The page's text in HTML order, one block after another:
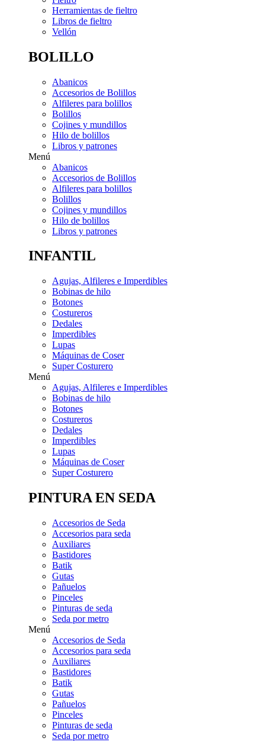
Herramientas de fieltro
Libros de fieltro
Vellón
BOLILLO
Abanicos
Accesorios de Bolillos
Alfileres para bolillos
Bolillos
Cojines y mundillos
Hilo de bolillos
Libros y patrones
Menú
Abanicos
Accesorios de Bolillos
Alfileres para bolillos
Bolillos
Cojines y mundillos
Hilo de bolillos
Libros y patrones
INFANTIL
Agujas, Alfileres e Imperdibles
Bobinas de hilo
Botones
Costureros
Dedales
Imperdibles
Lupas
Máquinas de Coser
Super Costurero
Menú
Agujas, Alfileres e Imperdibles
Bobinas de hilo
Botones
Costureros
Dedales
Imperdibles
Lupas
Máquinas de Coser
Super Costurero
PINTURA EN SEDA
Accesorios de Seda
Accesorios para seda
Auxiliares
Bastidores
Batik
Gutas
Pañuelos
Pinceles
Pinturas de seda
Seda por metro
Menú
Accesorios de Seda
Accesorios para seda
Auxiliares
Bastidores
Batik
Gutas
Pañuelos
Pinceles
Pinturas de seda
Seda por metro